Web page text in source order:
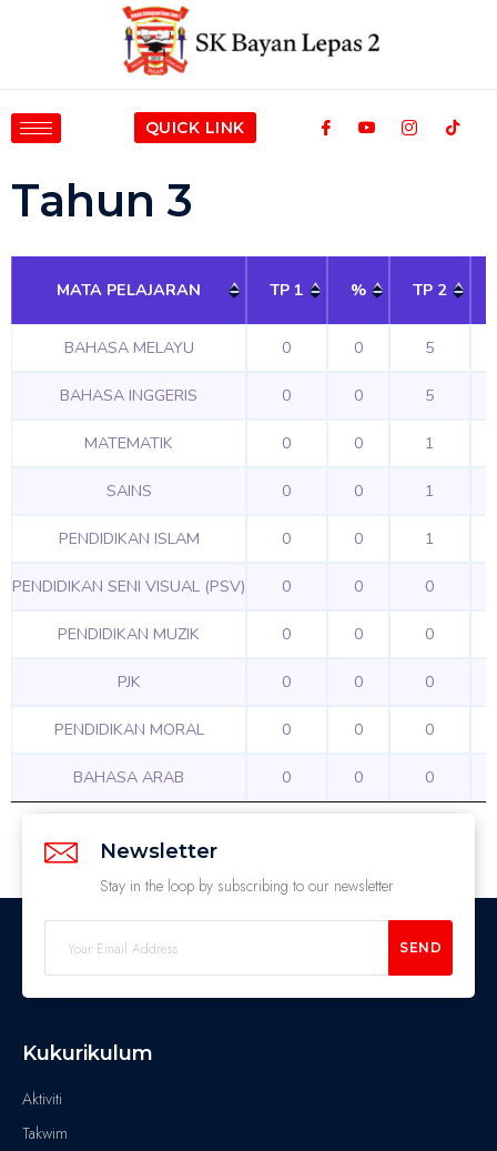
QUICK LINK
Tahun 3
MATA PELAJARAN TP 1 % TP 2
BAHASA MELAYU 0 0 5
BAHASA INGGERIS 0 0 5
MATEMATIK 0 0 1
SAINS 0 0 1
PENDIDIKAN ISLAM 0 0 1
PENDIDIKAN SENI VISUAL (PSV) 0 0 0
PENDIDIKAN MUZIK 0 0 0
PJK 0 0 0
PENDIDIKAN MORAL 0 0 0
BAHASA ARAB 0 0 0
Newsletter
Stay in the loop by subscribing to our newsletter
SEND
Kukurikulum
Aktiviti
Takwim